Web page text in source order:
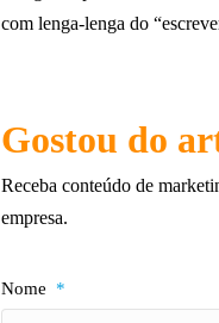
com lenga-lenga do
Gostou do
Receba conteúdo de
empresa.
Nome *